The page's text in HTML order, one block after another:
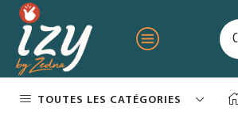
TOUTES LES CATÉGORIES